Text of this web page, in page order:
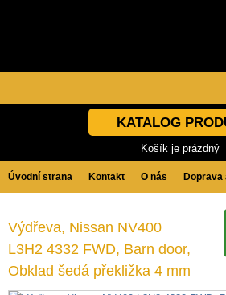
KATALOG
Košík je prázdný
Úvodní strana Kontakt O nás Doprava
Výdřeva, Nissan NV400
L3H2 4332 FWD, Barn door,
Obklad šedá překližka 4 mm